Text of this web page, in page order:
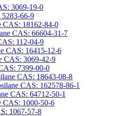
3069-19-0
66-9
CAS: 18162-84-0
CAS: 66604-31-7
112-04-9
CAS: 16415-12-6
CAS: 3069-42-9
7399-00-0
CAS: 18643-08-8
CAS: 162578-86-1
CAS: 64712-50-1
CAS: 1000-50-6
1067-57-8